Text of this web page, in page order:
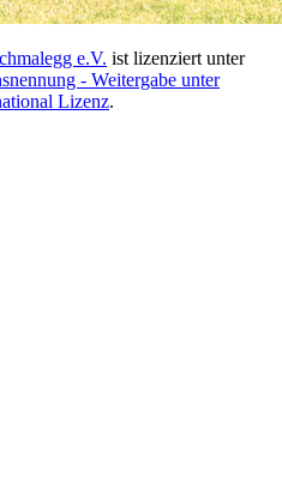
e.V. ist lizenziert unter
- Weitergabe unter
Lizenz.